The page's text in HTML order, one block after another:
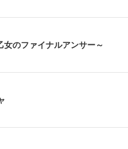
のファイナルアンサー～